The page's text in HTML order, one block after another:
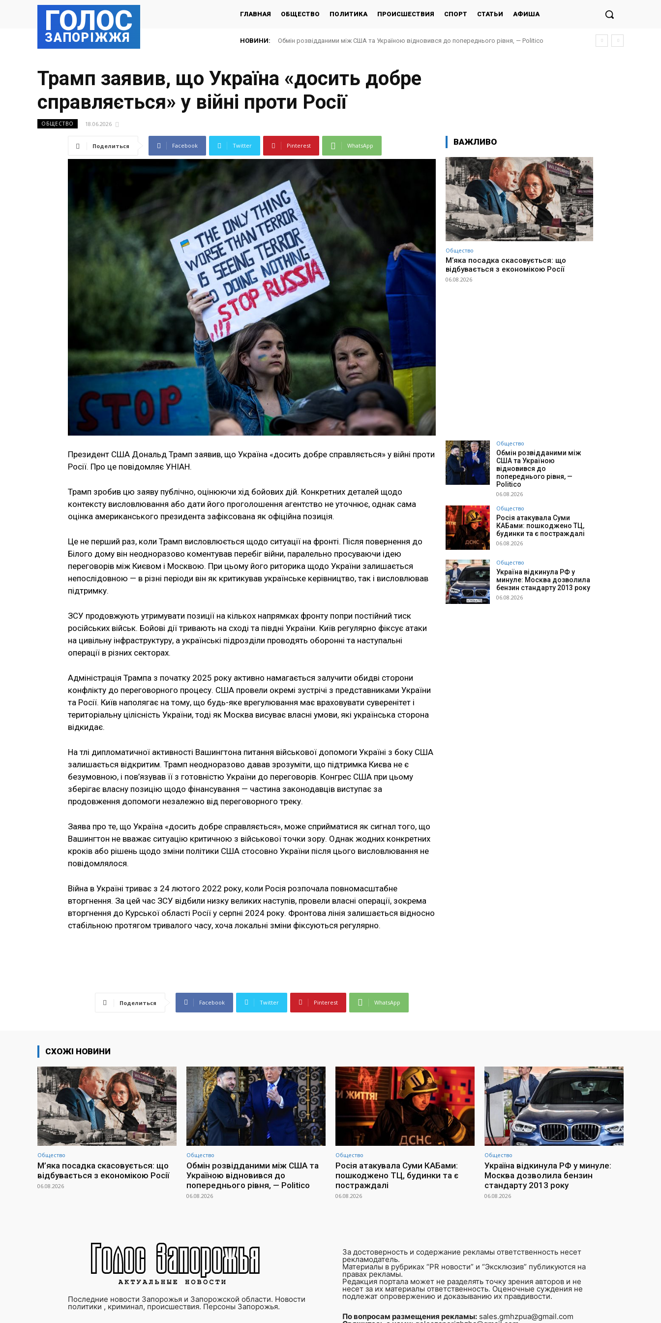
ГОЛОС
ЗАПОРІЖЖЯ
ГЛАВНАЯ ОБЩЕСТВО ПОЛИТИКА ПРОИСШЕСТВИЯ СПОРТ СТАТЬИ АФИША
НОВИНИ: Обмін розвідданими між США та Україною відновився до попереднього рівня, — Politico
Трамп заявив, що Україна «досить добре
справляється» у війні проти Росії
ОБЩЕСТВО 18.06.2026
Поделиться Facebook Twitter Pinterest WhatsApp
Президент США Дональд Трамп заявив, що Україна «досить добре справляється» у війні проти
Росії. Про це повідомляє УНІАН.
Трамп зробив цю заяву публічно, оцінюючи хід бойових дій. Конкретних деталей щодо
контексту висловлювання або дати його проголошення агентство не уточнює, однак сама
оцінка американського президента зафіксована як офіційна позиція.
Це не перший раз, коли Трамп висловлюється щодо ситуації на фронті. Після повернення до
Білого дому він неодноразово коментував перебіг війни, паралельно просуваючи ідею
переговорів між Києвом і Москвою. При цьому його риторика щодо України залишається
непослідовною — в різні періоди він як критикував українське керівництво, так і висловлював
підтримку.
ЗСУ продовжують утримувати позиції на кількох напрямках фронту попри постійний тиск
російських військ. Бойові дії тривають на сході та півдні України. Київ регулярно фіксує атаки
на цивільну інфраструктуру, а українські підрозділи проводять оборонні та наступальні
операції в різних секторах.
Адміністрація Трампа з початку 2025 року активно намагається залучити обидві сторони
конфлікту до переговорного процесу. США провели окремі зустрічі з представниками України
та Росії. Київ наполягає на тому, що будь-яке врегулювання має враховувати суверенітет і
територіальну цілісність України, тоді як Москва висуває власні умови, які українська сторона
відкидає.
На тлі дипломатичної активності Вашингтона питання військової допомоги Україні з боку США
залишається відкритим. Трамп неодноразово давав зрозуміти, що підтримка Києва не є
безумовною, і пов’язував її з готовністю України до переговорів. Конгрес США при цьому
зберігає власну позицію щодо фінансування — частина законодавців виступає за
продовження допомоги незалежно від переговорного треку.
Заява про те, що Україна «досить добре справляється», може сприйматися як сигнал того, що
Вашингтон не вважає ситуацію критичною з військової точки зору. Однак жодних конкретних
кроків або рішень щодо зміни політики США стосовно України після цього висловлювання не
повідомлялося.
Війна в Україні триває з 24 лютого 2022 року, коли Росія розпочала повномасштабне
вторгнення. За цей час ЗСУ відбили низку великих наступів, провели власні операції, зокрема
вторгнення до Курської області Росії у серпні 2024 року. Фронтова лінія залишається відносно
стабільною протягом тривалого часу, хоча локальні зміни фіксуються регулярно.
Поделиться Facebook Twitter Pinterest WhatsApp
ВАЖЛИВО
Общество
М’яка посадка скасовується: що
відбувається з економікою Росії
06.08.2026
Общество
Обмін розвідданими між
США та Україною
відновився до
попереднього рівня, —
Politico
06.08.2026
Общество
Росія атакувала Суми
КАБами: пошкоджено ТЦ,
будинки та є постраждалі
06.08.2026
Общество
Україна відкинула РФ у
минуле: Москва дозволила
бензин стандарту 2013 року
06.08.2026
СХОЖІ НОВИНИ
Общество
М’яка посадка скасовується: що
відбувається з економікою Росії
06.08.2026
Общество
Обмін розвідданими між США та
Україною відновився до
попереднього рівня, — Politico
06.08.2026
Общество
Росія атакувала Суми КАБами:
пошкоджено ТЦ, будинки та є
постраждалі
06.08.2026
Общество
Україна відкинула РФ у минуле:
Москва дозволила бензин
стандарту 2013 року
06.08.2026
Последние новости Запорожья и Запорожской области. Новости
политики , криминал, происшествия. Персоны Запорожья.
За достоверность и содержание рекламы ответственность несет
рекламодатель.
Материалы в рубриках “PR новости” и “Эксклюзив” публикуются на
правах рекламы.
Редакция портала может не разделять точку зрения авторов и не
несет за их материалы ответственность. Оценочные суждения не
подлежат опровержению и доказыванию их правдивости.
По вопросам размещения рекламы: sales.gmhzpua@gmail.com